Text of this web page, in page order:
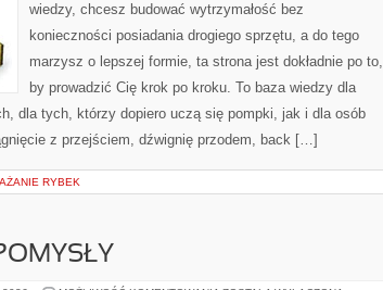
wiedzy, chcesz budować wytrzymałość bez
konieczności posiadania drogiego sprzętu, a do tego
marzysz o lepszej formie, ta strona jest dokładnie po to,
by prowadzić Cię krok po kroku. To baza wiedzy dla
dla tych, którzy dopiero uczą się pompki, jak i dla osób
z przejściem, dźwignię przodem, back […]
RYBEK